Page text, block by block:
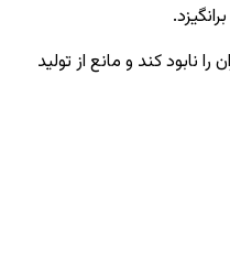
نابود کند و مانع از تولید